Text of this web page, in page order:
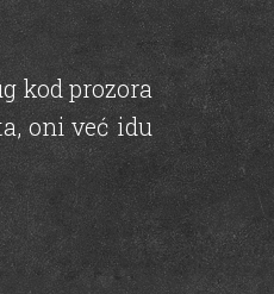
kod prozora
oni već idu